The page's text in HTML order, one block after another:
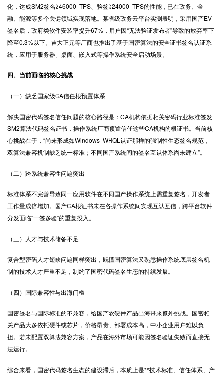
化，达成SM2签名≥46000 TPS、验签≥24000 TPS的性能，已在政务、金
融、能源等多个关键领域实现落地。某省级政务云平台实测表明，采用国产EV
签名后，政府类软件安装率提升67%，用户因“无法验证发布者”导致的放弃率下
降至0.3%以下。吉大正元等厂商也推出了基于国密算法的安全证书签名认证系
统，应用于服务器、桌面、嵌入式等操作系统安全启动场景。
四、当前面临的核心挑战
（一）缺乏国家级CA信任根预置体系
解决国密代码签名信任问题的核心路径是：CA机构依据相关密码行业标准签发
SM2算法代码签名证书，操作系统厂商预置信任这些CA机构的根证书。当前核
心挑战在于，“尚未形成如Windows WHQL认证那样的强制性生态签名规范，
双算法兼容机制缺乏统一标准；不同国产系统间的签名互认体系尚未建立”。
（二）跨系统兼容性问题突出
标准体系不完善导致同一应用软件在不同国产操作系统上需重复签名，开发者
工作量成倍增加。国产CA根证书未在各操作系统间实现互认互信，跨平台软件
分发面临“一签多验”的重复投入。
（三）人才与技术储备不足
复合型密码人才短缺问题同样突出，既懂国密算法又熟悉操作系统底层签名机
制的技术人才严重不足，制约了国密代码签名生态的持续发展。
（四）国际兼容性与出海门槛
国密签名与国际标准的不兼容，给国产软硬件产品出海带来额外挑战。国密相
关产品大多依托硬件或芯片，价格昂贵、部署成本高，中小企业用户难以负
担。若未配置双算法兼容方案，产品在海外市场可能因签名验证失败而直接无
法运行。
综合来看，国密代码签名生态的建设滞后，本质上是**技术标准、信任体系、产